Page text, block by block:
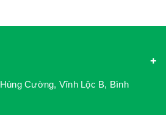
Cường, Vĩnh Lộc B, Bình